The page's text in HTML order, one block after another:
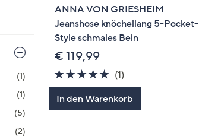
(1)
(1)
(5)
(2)
ANNA VON GRIESHEIM
Jeanshose knöchellang 5-Pocket-
Style schmales Bein
€ 119,99
5.0
von
5
(1)1
Bewertungen
In den Warenkorb